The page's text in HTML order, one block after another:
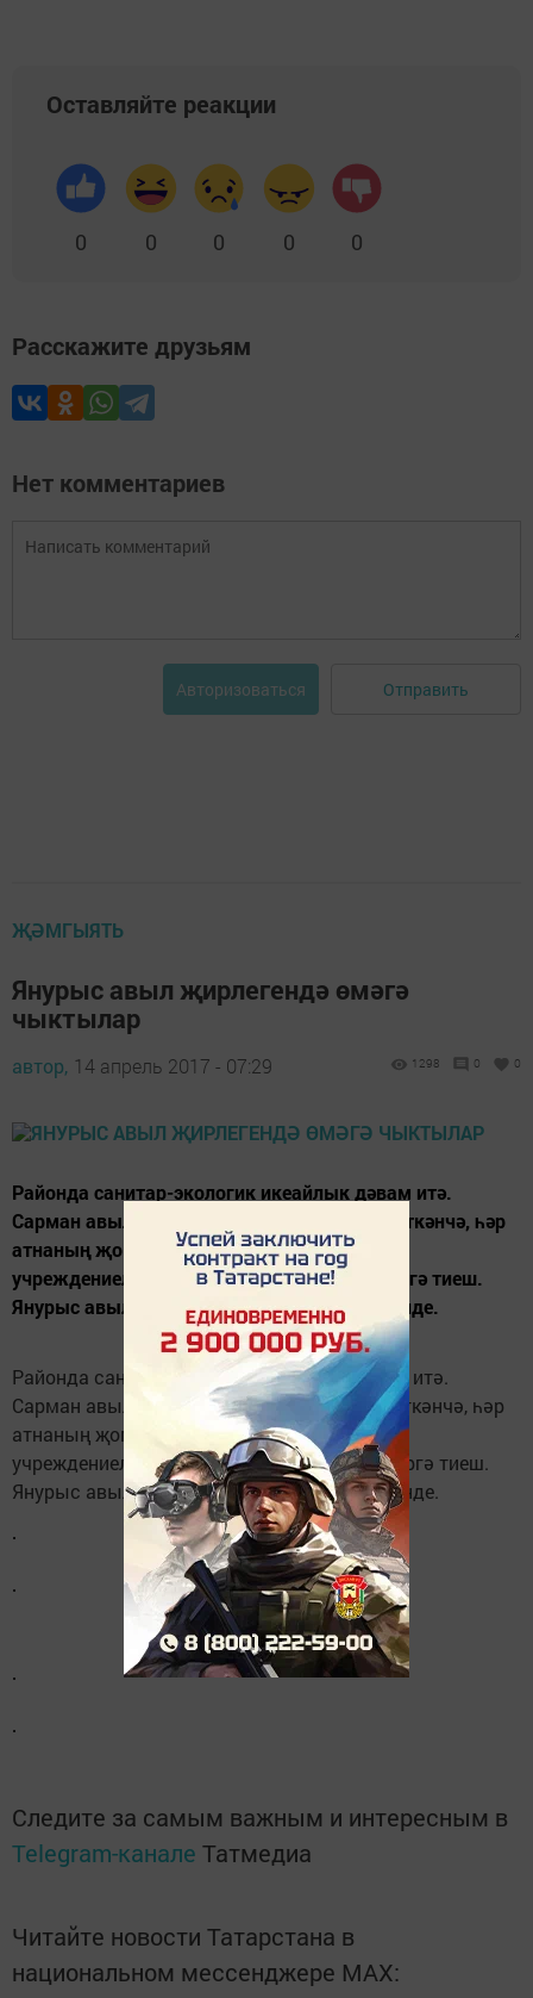
Оставляйте реакции
0 0 0 0 0
Расскажите друзьям
Нет комментариев
Авторизоваться Отправить
ҖӘМГЫЯТЬ
Янурыс авыл җирлегендә өмәгә
чыктылар
автор, 14 апрель 2017 - 07:29 1298 0 0
Районда санитар-экологик икеайлык дәвам итә.
Сарман авыл җирлеге җитәкчелеге хәбәр иткәнчә, һәр
атнаның җомгасында район оешма-
учреждениеләрендә санитар сәгатьләр үтәргә тиеш.
Янурыс авыл җирлегендә өмә башланды инде.
Районда санитар-экологик икеайлык дәвам итә.
Сарман авыл җирлеге җитәкчелеге хәбәр иткәнчә, һәр
атнаның җомгасында район оешма-
учреждениеләрендә санитар сәгатьләр үтәргә тиеш.
Янурыс авыл җирлегендә өмә башланды инде.
Следите за самым важным и интересным в
Telegram-канале Татмедиа
Читайте новости Татарстана в
национальном мессенджере MАХ: